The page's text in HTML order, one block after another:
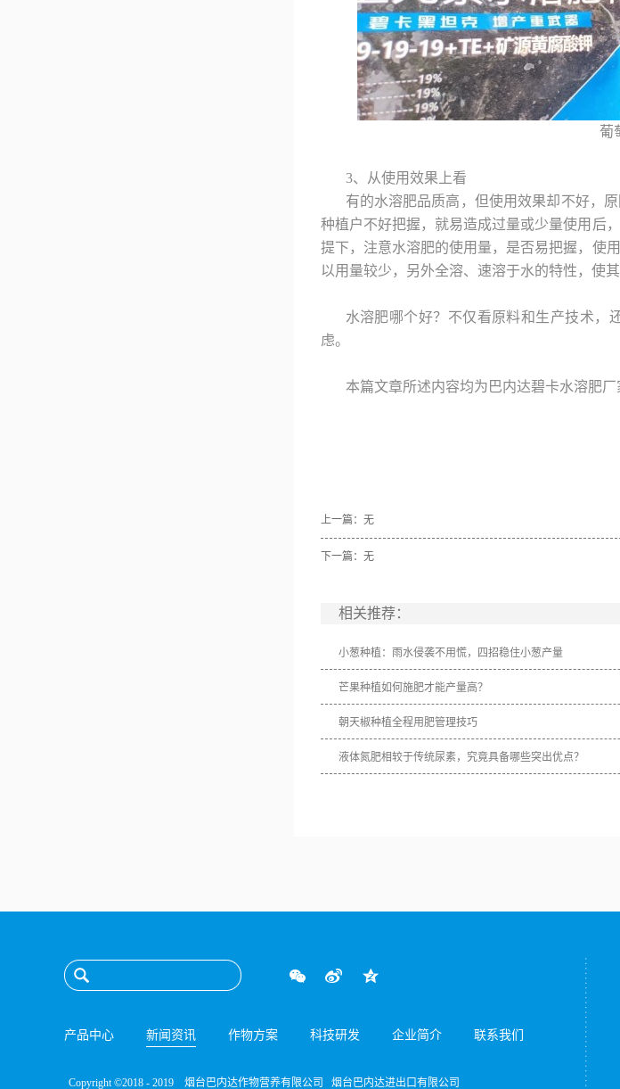
葡
3、从使用效果上看
有的水溶肥品质高，但使用效果却不好，
种植户不好把握，就易造成过量或少量使用后
提下，注意水溶肥的使用量，是否易把握，使
以用量较少，另外全溶、速溶于水的特性，使
水溶肥哪个好？不仅看原料和生产技术，
虑。
本篇文章所述内容均为巴内达碧卡水溶肥
上一篇：无
下一篇：无
相关推荐：
小葱种植：雨水侵袭不用慌，四招稳住小葱产量
芒果种植如何施肥才能产量高？
朝天椒种植全程用肥管理技巧
液体氮肥相较于传统尿素，究竟具备哪些突出优点？
产品中心 新闻资讯 作物方案 科技研发 企业简介 联系我们
Copyright ©2018 - 2019 烟台巴内达作物营养有限公司 烟台巴内达进出口有限公司